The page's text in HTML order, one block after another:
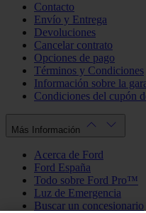
Contacto
Envío y Entrega
Devoluciones
Cancelar contrato
Opciones de pago
Términos y Condiciones
Información sobre la
Condiciones del cupón
Más Información
Acerca de Ford
Ford España
Todo sobre Ford Pro™
Luz de Emergencia
Buscar un concesionario